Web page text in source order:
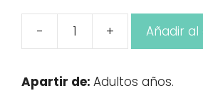
-
secreto
+ Añadir
Apartir de: Adultos años.